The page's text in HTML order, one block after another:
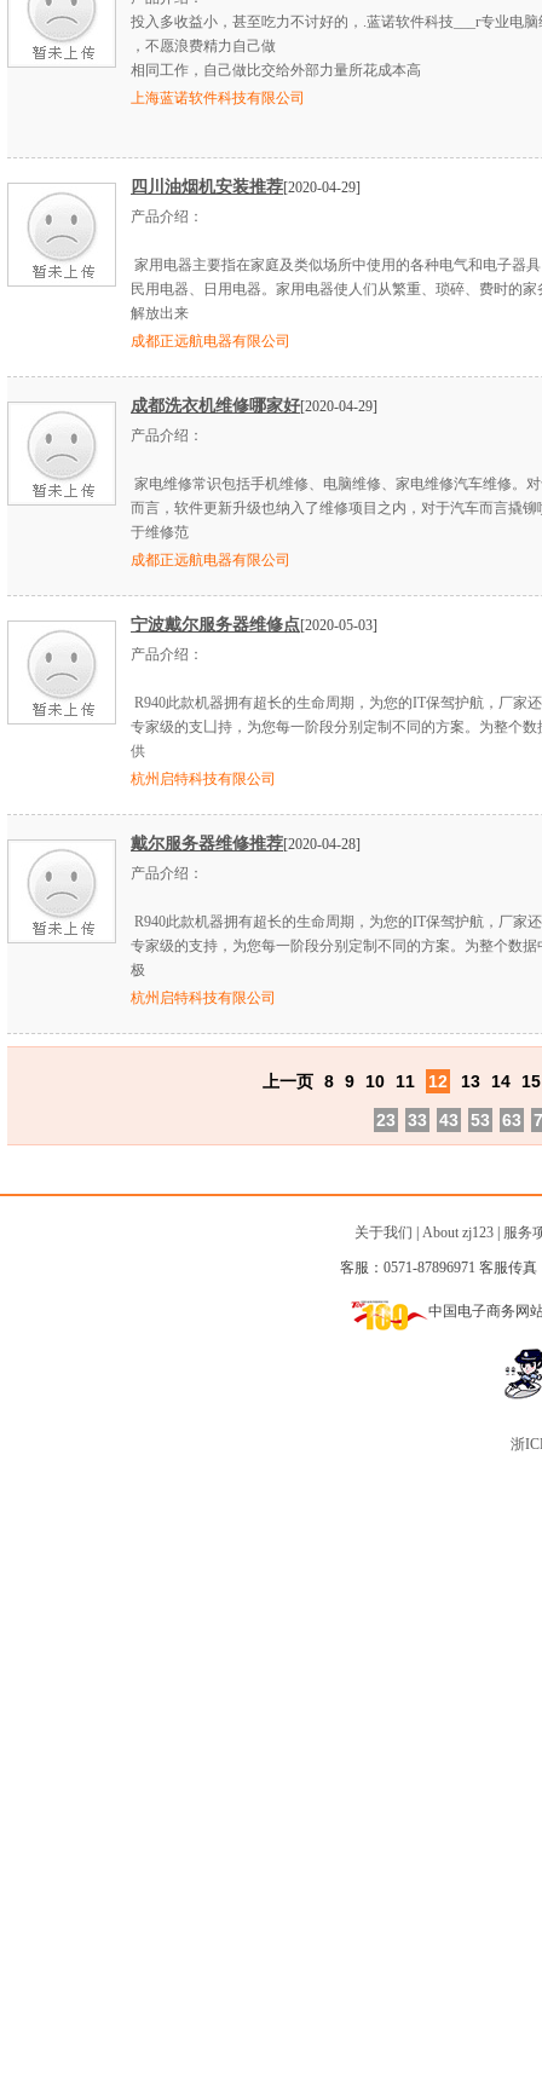
投入多收益小，甚至吃力不讨好的，.蓝诺软件科技___r专业电
，不愿浪费精力自己做
相同工作，自己做比交给外部力量所花成本高
上海蓝诺软件科技有限公司
四川油烟机安装推荐[2020-04-29]
产品介绍：
家用电器主要指在家庭及类似场所中使用的各种电气和电子器
民用电器、日用电器。家用电器使人们从繁重、琐碎、费时的家
解放出来
成都正远航电器有限公司
成都洗衣机维修哪家好[2020-04-29]
产品介绍：
家电维修常识包括手机维修、电脑维修、家电维修汽车维修。
而言，软件更新升级也纳入了维修项目之内，对于汽车而言撬铆
于维修范
成都正远航电器有限公司
宁波戴尔服务器维修点[2020-05-03]
产品介绍：
R940此款机器拥有超长的生命周期，为您的IT保驾护航，厂家
专家级的支凵持，为您每一阶段分别定制不同的方案。为整个数
供
杭州启特科技有限公司
戴尔服务器维修推荐[2020-04-28]
产品介绍：
R940此款机器拥有超长的生命周期，为您的IT保驾护航，厂家
专家级的支持，为您每一阶段分别定制不同的方案。为整个数据
极
杭州启特科技有限公司
上一页 8 9 10 11 12 13 14
15
23
33 43 53 63
关于我们 About zj123| 服务
客服：0571-87896971 客服传真
中国电子商务网
浙